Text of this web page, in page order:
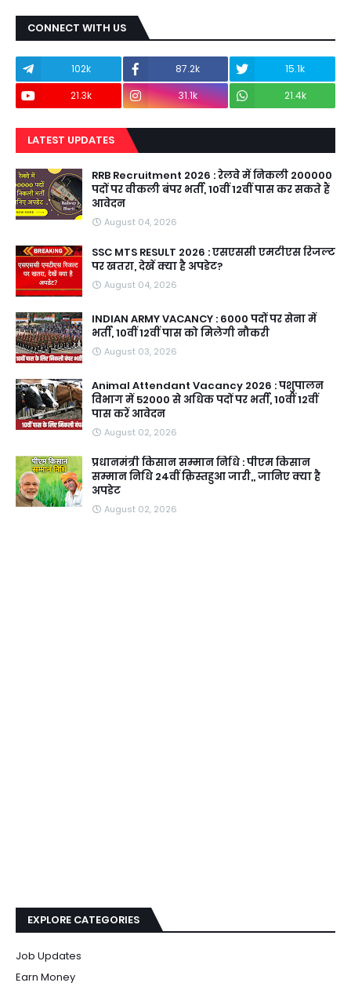
CONNECT WITH US
102k 87.2k
15.1k
21.3k
31.1k 21.4k
LATEST UPDATES
RRB Recruitment 2026 : रेलवे में निकली 200000
पदों पर वीकली बंपर भर्ती, 10वीं 12वीं पास कर सकते हैं
आवेदन
August 04, 2026
SSC MTS RESULT 2026 : एसएससी एमटीएस रिजल्ट
पर खतरा, देखें क्या है अपडेट?
August 04, 2026
INDIAN ARMY VACANCY : 6000 पदों पर सेना में
भर्ती, 10वीं 12वीं पास को मिलेगी नौकरी
August 03, 2026
Animal Attendant Vacancy 2026 : पशुपालन
विभाग में 52000 से अधिक पदों पर भर्ती, 10वीं 12वीं
पास करें आवेदन
August 02, 2026
प्रधानमंत्री किसान सम्मान निधि : पीएम किसान
सम्मान निधि 24वीं क़िस्तहुआ जारी,, जानिए क्या है
अपडेट
August 02, 2026
EXPLORE CATEGORIES
Job Updates
Earn Money